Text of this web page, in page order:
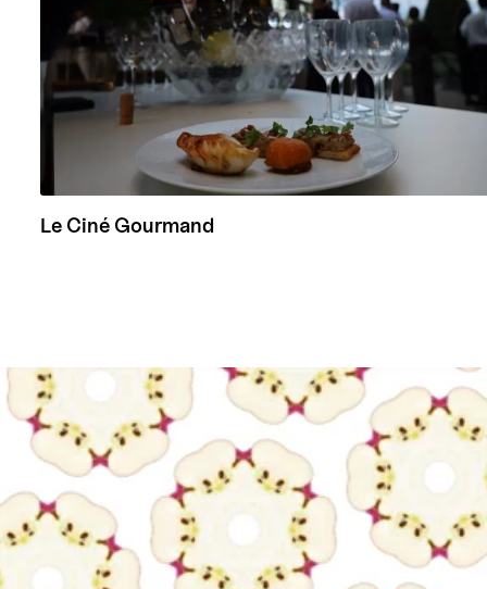
Le Ciné Gourmand